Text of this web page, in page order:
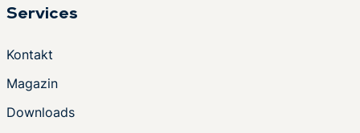
Services
Kontakt
Magazin
Downloads